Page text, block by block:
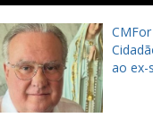
ao ex-